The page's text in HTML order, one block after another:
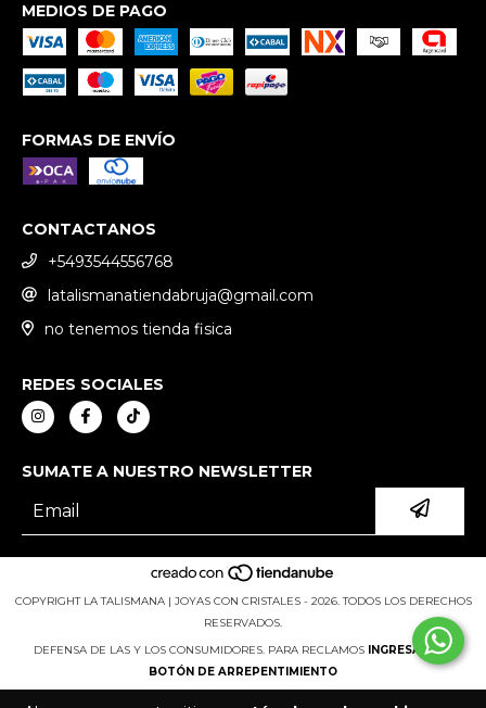
MEDIOS DE PAGO
FORMAS DE ENVÍO
CONTACTANOS
+5493544556768
latalismanatiendabruja@gmail.com
no tenemos tienda fisica
REDES SOCIALES
SUMATE A NUESTRO NEWSLETTER
COPYRIGHT LA TALISMANA | JOYAS CON CRISTALES - 2026. TODOS LOS DERECHOS
RESERVADOS.
DEFENSA DE LAS Y LOS CONSUMIDORES. PARA RECLAMOS
INGRESÁ ACÁ.
BOTÓN DE ARREPENTIMIENTO